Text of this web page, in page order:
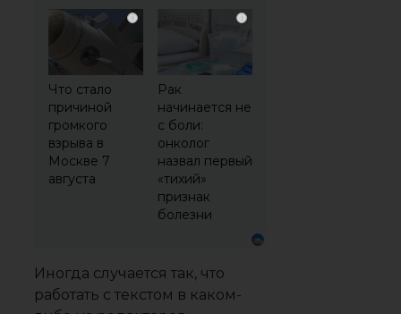
i
Что стало
причиной
громкого
взрыва в
Москве 7
августа
i
Рак
начинается не
с боли:
онколог
назвал первый
«тихий»
признак
болезни
Иногда случается так, что
работать с текстом в каком-